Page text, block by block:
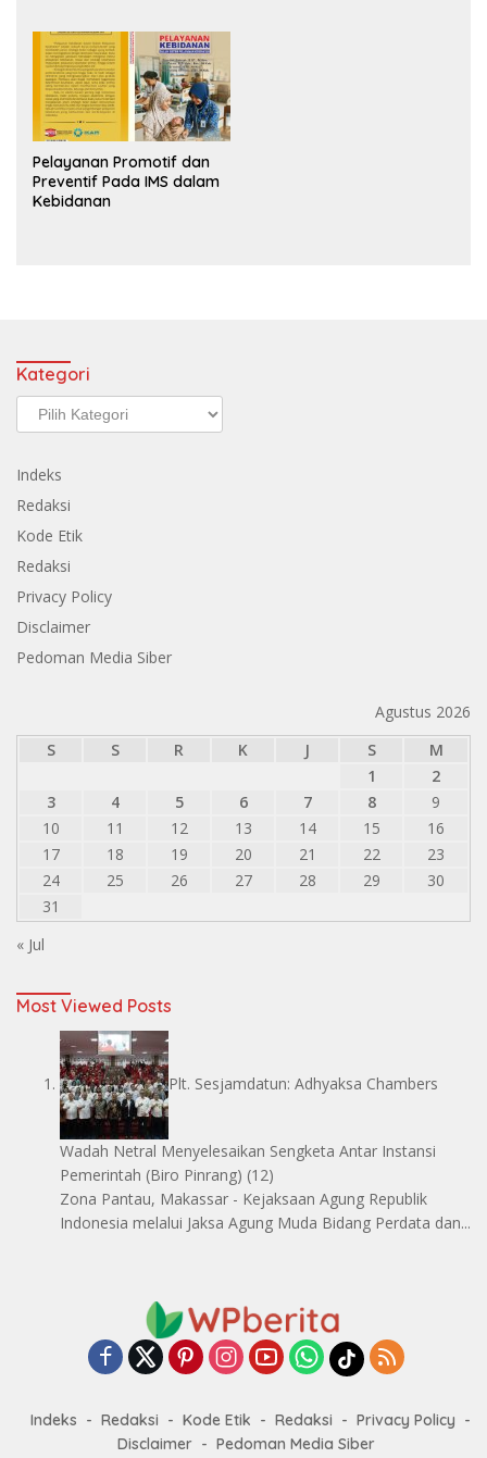
Pelayanan Promotif dan
Preventif Pada IMS dalam
Kebidanan
Kategori
Kategori
Indeks
Redaksi
Kode Etik
Redaksi
Privacy Policy
Disclaimer
Pedoman Media Siber
Agustus 2026
S
S R K J S
M
1
2
3
4 5 6 7 8
9
10
11 12 13 14 15
16
17
18 19 20 21 22
23
24
25 26 27 28 29
30
31
« Jul
Most Viewed Posts
Plt. Sesjamdatun: Adhyaksa Chambers
Wadah Netral Menyelesaikan Sengketa Antar Instansi
Pemerintah (Biro Pinrang) (12)
Zona Pantau, Makassar - Kejaksaan Agung Republik
Indonesia melalui Jaksa Agung Muda Bidang Perdata dan...
Indeks Redaksi Kode Etik Redaksi
Privacy Policy
Disclaimer
Pedoman Media Siber